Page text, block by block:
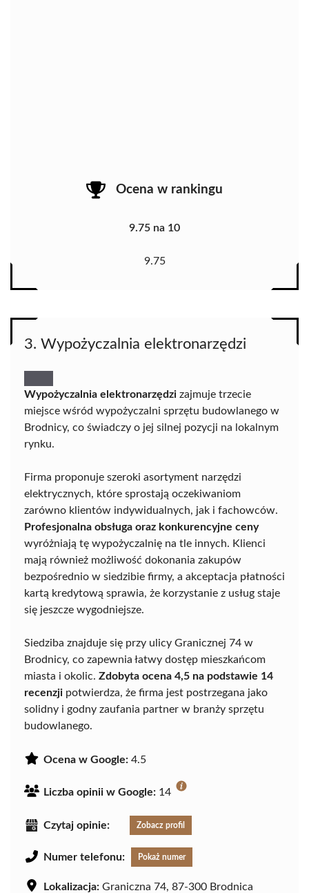
Ocena w rankingu
9.75 na 10
9.75
3. Wypożyczalnia elektronarzędzi
Wypożyczalnia elektronarzędzi zajmuje trzecie
miejsce wśród wypożyczalni sprzętu budowlanego w
Brodnicy, co świadczy o jej silnej pozycji na lokalnym
rynku.
Firma proponuje szeroki asortyment narzędzi
elektrycznych, które sprostają oczekiwaniom
zarówno klientów indywidualnych, jak i fachowców.
Profesjonalna obsługa oraz konkurencyjne ceny
wyróżniają tę wypożyczalnię na tle innych. Klienci
mają również możliwość dokonania zakupów
bezpośrednio w siedzibie firmy, a akceptacja płatności
kartą kredytową sprawia, że korzystanie z usług staje
się jeszcze wygodniejsze.
Siedziba znajduje się przy ulicy Granicznej 74 w
Brodnicy, co zapewnia łatwy dostęp mieszkańcom
miasta i okolic. Zdobyta ocena 4,5 na podstawie 14
recenzji potwierdza, że firma jest postrzegana jako
solidny i godny zaufania partner w branży sprzętu
budowlanego.
Ocena w Google: 4.5
Liczba opinii w Google: 14
Czytaj opinie: Zobacz profil
Numer telefonu: Pokaż numer
Lokalizacja: Graniczna 74, 87-300 Brodnica